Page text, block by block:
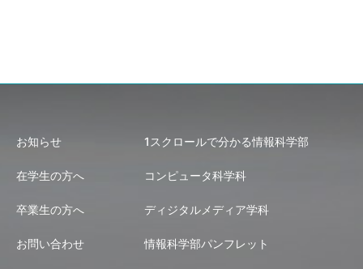
お知らせ
在学生の方へ
卒業生の方へ
お問い合わせ
1スクロールで分かる情報科学部
コンピュータ科学科
ディジタルメディア学科
情報科学部パンフレット